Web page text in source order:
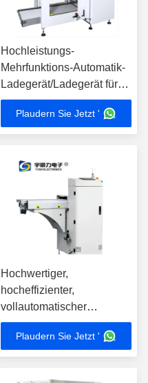
Hochleistungs-
Mehrfunktions-Automatik-
Ladegerät/Ladegerät für
SMT-Leitung
Plaudern Sie Jetzt '
Hochwertiger,
hocheffizienter,
vollautomatischer
Leiterplattenlader für SMT-
Bestückungslinien
Plaudern Sie Jetzt '